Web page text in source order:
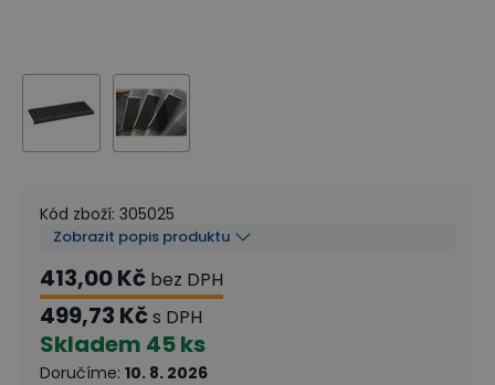
Kód zboží: 305025
Zobrazit popis produktu
413,00 Kč bez DPH
499,73 Kčs DPH
Skladem 45 ks
Doručíme: 10. 8. 2026